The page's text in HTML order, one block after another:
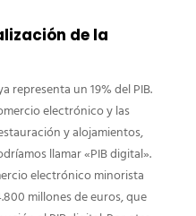
de la
representa un 19% del PIB.
electrónico y las
y alojamientos,
llamar «PIB digital».
electrónico minorista
millones de euros, que